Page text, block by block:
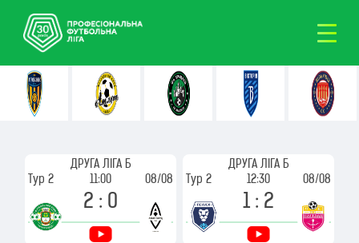
ДРУГА ЛІГА Б
Тур 2
11:00 08/08
2 : 0
ДРУГА ЛІГА Б
Тур 2
12:30 08/08
1 : 2